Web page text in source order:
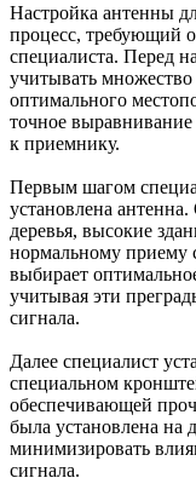
Настройка антенны
процесс, требующий
специалиста. Перед
учитывать
оптимального
точное
к приемнику.
Первым шагом
установлена
деревья, высокие
нормальному приему
выбирает
учитывая эти
сигнала.
Далее специалист
специальном
обеспечивающей
была установлена на
минимизировать
сигнала.